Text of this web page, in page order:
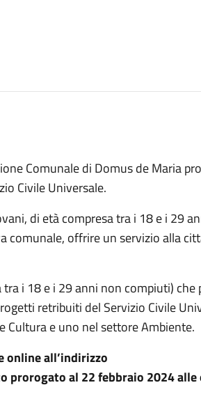
Comunale di Domus de Maria
Civile Universale.
di età compresa tra i 18 e i 29
comunale, offrire un servizio alla
i 18 e i 29 anni non compiuti) che
retribuiti del Servizio Civile
Cultura e uno nel settore Ambiente.
online all’indirizzo
prorogato al 22 febbraio 2024 alle